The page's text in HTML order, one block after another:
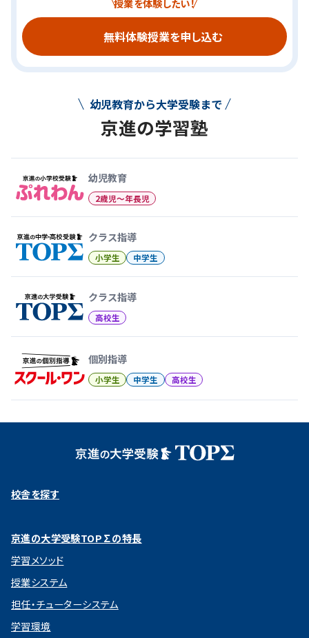
授業を体験したい！
無料体験授業を申し込む
幼児教育から大学受験まで
京進の学習塾
幼児教育
2歳児〜年長児
クラス指導
小学生 中学生
クラス指導
高校生
個別指導
小学生 中学生 高校生
校舎を探す
京進の大学受験TOP∑の特長
学習メソッド
授業システム
担任・チューターシステム
学習環境